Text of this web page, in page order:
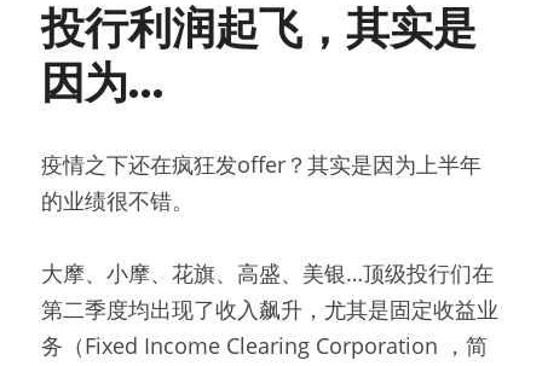
投行利润起飞，其实是
因为…
疫情之下还在疯狂发offer？其实是因为上半年
的业绩很不错。
大摩、小摩、花旗、高盛、美银…顶级投行们在
第二季度均出现了收入飙升，尤其是固定收益业
务（Fixed Income Clearing Corporation ，简